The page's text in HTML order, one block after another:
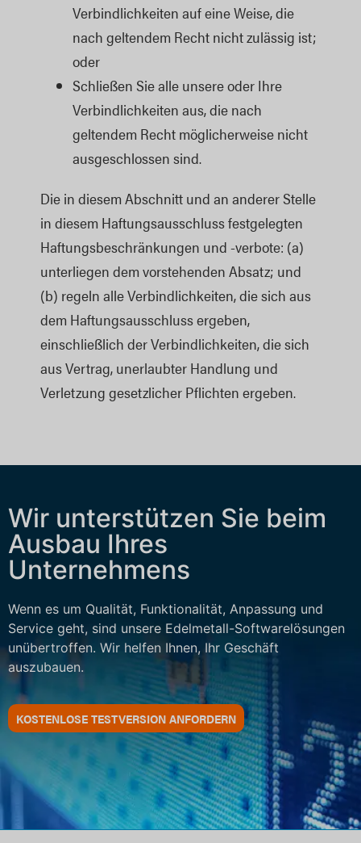
Verbindlichkeiten auf eine Weise, die
nach geltendem Recht nicht zulässig ist;
oder
Schließen Sie alle unsere oder Ihre
Verbindlichkeiten aus, die nach
geltendem Recht möglicherweise nicht
ausgeschlossen sind.
Die in diesem Abschnitt und an anderer Stelle
in diesem Haftungsausschluss festgelegten
Haftungsbeschränkungen und -verbote: (a)
unterliegen dem vorstehenden Absatz; und
(b) regeln alle Verbindlichkeiten, die sich aus
dem Haftungsausschluss ergeben,
einschließlich der Verbindlichkeiten, die sich
aus Vertrag, unerlaubter Handlung und
Verletzung gesetzlicher Pflichten ergeben.
Wir unterstützen Sie beim
Ausbau Ihres
Unternehmens
Wenn es um Qualität, Funktionalität, Anpassung und
Service geht, sind unsere Edelmetall-Softwarelösungen
unübertroffen. Wir helfen Ihnen, Ihr Geschäft
auszubauen.
KOSTENLOSE TESTVERSION ANFORDERN